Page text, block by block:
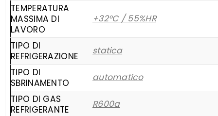
TEMPERATURA
MASSIMA DI
LAVORO
+32°C / 55%HR
TIPO DI
REFRIGERAZIONE
statica
TIPO DI
SBRINAMENTO
automatico
TIPO DI GAS
REFRIGERANTE
R600a